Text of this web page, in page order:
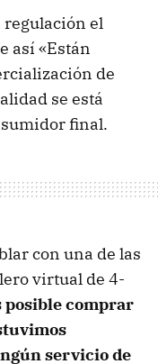
regulación el
así «Están
de
se está
final.
con una de las
virtual de 4-
posible comprar
servicio de